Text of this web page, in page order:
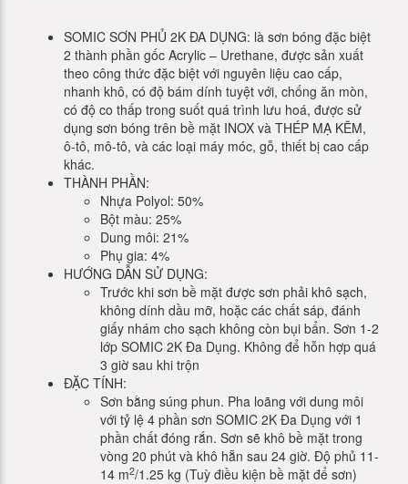
SOMIC SƠN PHỦ 2K ĐA DỤNG: là sơn bóng đặc biệt
2 thành phần gốc Acrylic – Urethane, được sản xuất
theo công thức đặc biệt với nguyên liệu cao cấp,
nhanh khô, có độ bám dính tuyệt với, chống ăn mòn,
có độ co thấp trong suốt quá trình lưu hoá, được sử
dụng sơn bóng trên bề mặt INOX và THÉP MẠ KẼM,
ô-tô, mô-tô, và các loại máy móc, gỗ, thiết bị cao cấp
khác.
THÀNH PHẦN:
Nhựa Polyol: 50%
Bột màu: 25%
Dung môi: 21%
Phụ gia: 4%
HƯỚNG DẪN SỬ DỤNG:
Trước khi sơn bề mặt được sơn phải khô sạch,
không dính dầu mỡ, hoặc các chất sáp, đánh
giấy nhám cho sạch không còn bụi bẩn. Sơn 1-2
lớp SOMIC 2K Đa Dụng. Không để hỗn hợp quá
3 giờ sau khi trộn
ĐẶC TÍNH:
Sơn bằng súng phun. Pha loãng với dung môi
với tỷ lệ 4 phần sơn SOMIC 2K Đa Dụng với 1
phần chất đóng rắn. Sơn sẽ khô bề mặt trong
vòng 20 phút và khô hẵn sau 24 giờ. Độ phủ 11-
14 m2/1.25 kg (Tuỳ điều kiện bề mặt để sơn)